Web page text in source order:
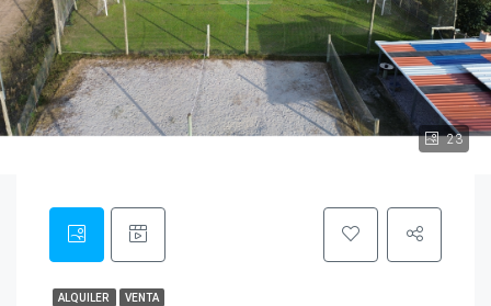
23
ALQUILER VENTA